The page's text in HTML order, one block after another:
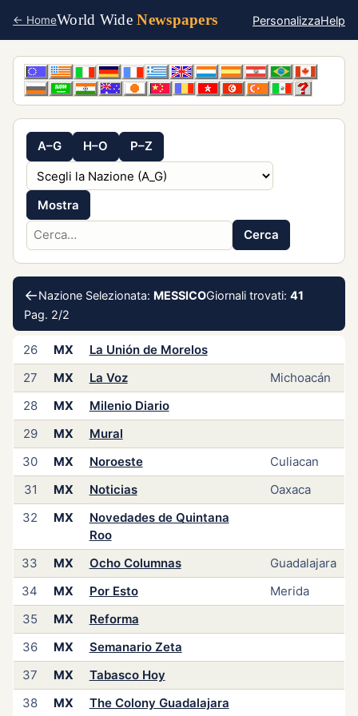
← HomeWorld WideNewspapers PersonalizzaHelp
A–G H–O P–Z
Mostra
Cerca
←Nazione Selezionata: MESSICOGiornali trovati:41
Pag. 2/2
26 MX
La Unión de Morelos
27
MX La Voz
Michoacán
28
MX
Milenio Diario
29
MX
Mural
30
MX Noroeste
Culiacan
31
MX Noticias
Oaxaca
32
MX
Novedades de Quintana
Roo
33
MX Ocho Columnas
Guadalajara
34
MX Por Esto
Merida
35
MX
Reforma
36
MX
Semanario Zeta
37
MX
Tabasco Hoy
38
MX
The Colony Guadalajara